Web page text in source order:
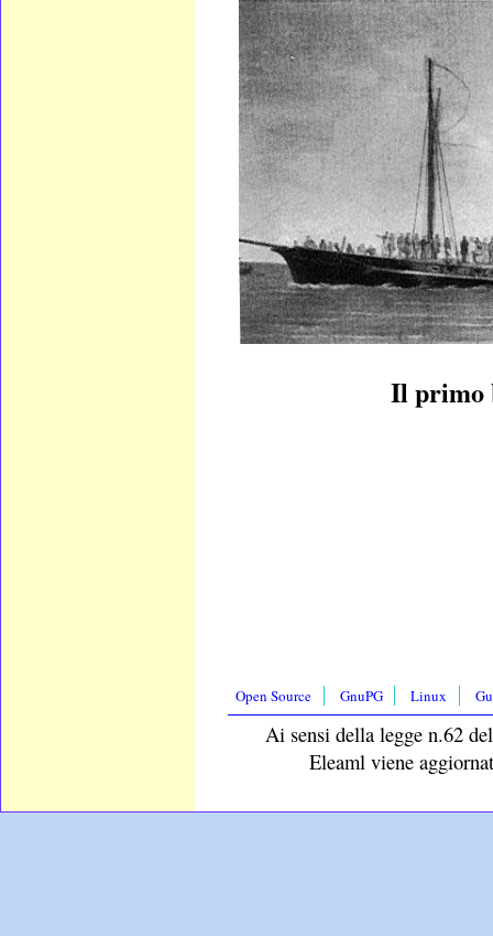
Il primo
Open Source GnuPG Linux
Ai sensi della legge n.62
Eleaml viene